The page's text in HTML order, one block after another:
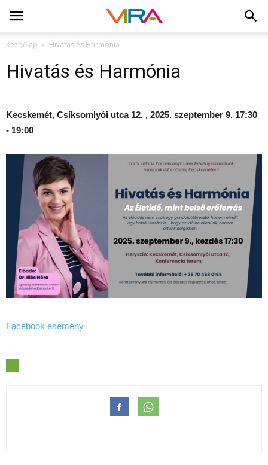
Kezdőlap Hivatás és Harmónia
Hivatás és Harmónia
Kecskemét, Csíksomlyói utca 12. , 2025. szeptember 9. 17:30
- 19:00
Facebook esemény